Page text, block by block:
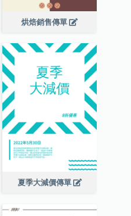
烘焙銷售傳單
夏季大減價傳單